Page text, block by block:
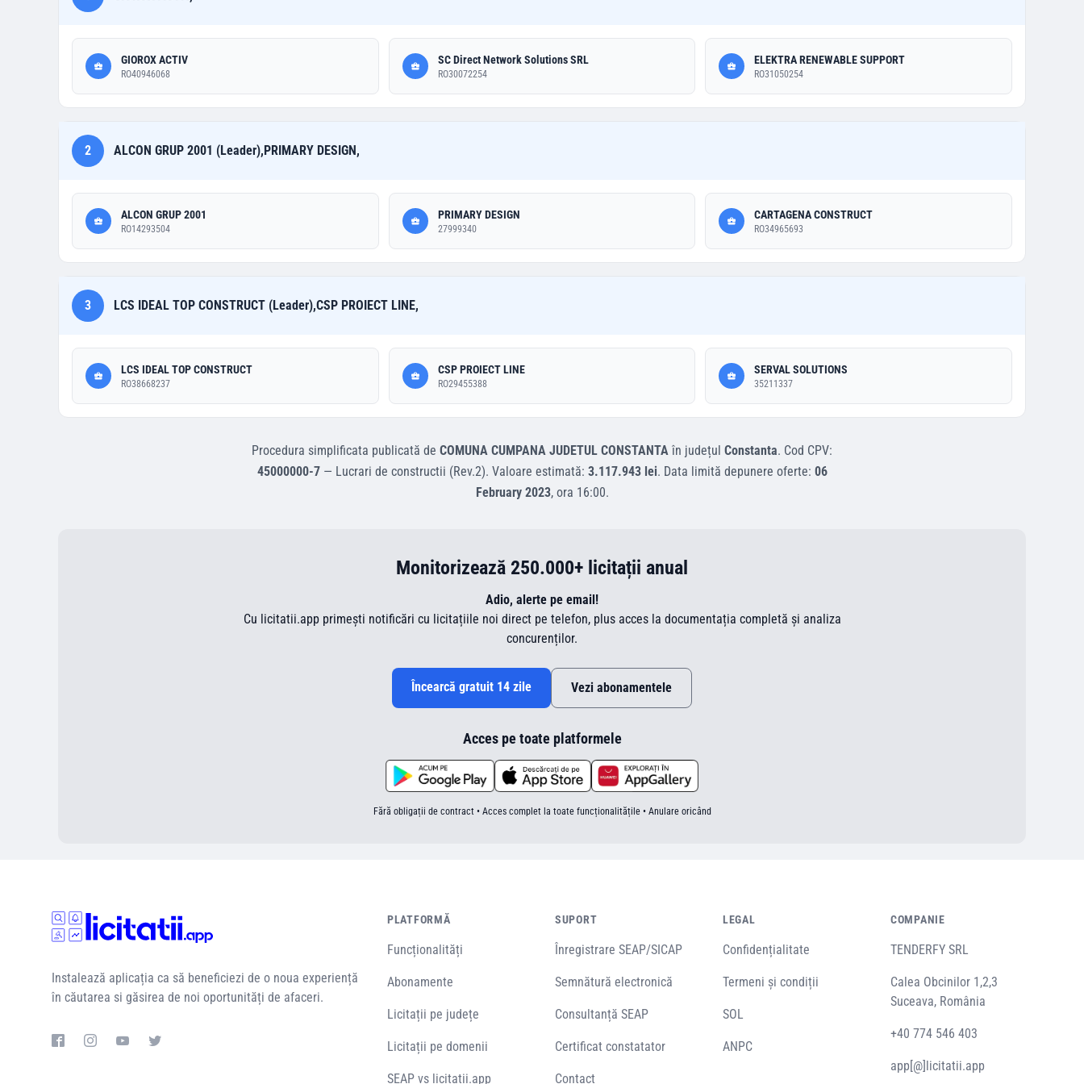
GIOROX ACTIV
RO40946068
SC Direct Network Solutions SRL
RO30072254
ELEKTRA RENEWABLE SUPPORT
RO31050254
2 ALCON GRUP 2001 (Leader),PRIMARY DESIGN,
ALCON GRUP 2001
RO14293504
PRIMARY DESIGN
27999340
CARTAGENA CONSTRUCT
RO34965693
3 LCS IDEAL TOP CONSTRUCT (Leader),CSP PROIECT LINE,
LCS IDEAL TOP CONSTRUCT
RO38668237
CSP PROIECT LINE
RO29455388
SERVAL SOLUTIONS
35211337
Procedura simplificata publicată de COMUNA CUMPANA JUDETUL CONSTANTA în județul Constanta. Cod CPV:
45000000-7— Lucrari de constructii (Rev.2). Valoare estimată: 3.117.943 lei. Data limită depunere oferte: 06
February 2023, ora 16:00.
Monitorizează 250.000+ licitații anual
Adio, alerte pe email!
Cu licitatii.app primești notificări cu licitațiile noi direct pe telefon, plus acces la documentația completă și analiza
concurenților.
Încearcă gratuit 14 zile Vezi abonamentele
Acces pe toate platformele
Fără obligații de contract • Acces complet la toate funcționalitățile • Anulare oricând
Instalează aplicația ca să beneficiezi de o noua experiență
în căutarea si găsirea de noi oportunități de afaceri.
PLATFORMĂ
Funcționalități
Abonamente
Licitații pe județe
Licitații pe domenii
SEAP vs licitatii.app
SUPORT
Înregistrare SEAP/SICAP
Semnătură electronică
Consultanță SEAP
Certificat constatator
Contact
LEGAL
Confidențialitate
Termeni și condiții
SOL
ANPC
COMPANIE
TENDERFY SRL
Calea Obcinilor 1,2,3
Suceava, România
+40 774 546 403
app[@]licitatii.app